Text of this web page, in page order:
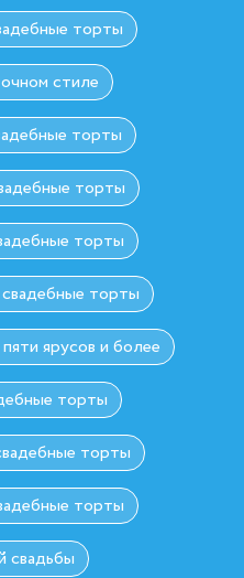
торты
стиле
торты
торты
торты
торты
ярусов и более
торты
торты
торты
свадьбы